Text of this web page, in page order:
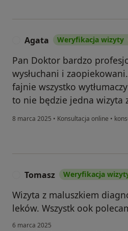
Agata Weryfikacja wizyty
Pan Doktor bardzo
wysłuchani i
fajnie wszystko
to nie będzie jedna wizyta
8 marca 2025 • Konsultacja online •
Tomasz Weryfikacja
Wizyta z maluszkiem
leków. Wszystk ook
6 marca 2025